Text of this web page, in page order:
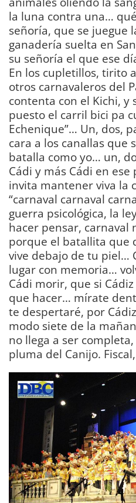
la luna contra una…
señoría, que se juegue
ganadería suelta en
su señoría el que ese
En los cupletillos, tirito
otros carnavaleros del
contenta con el Kichi,
puesto el carril bici pa
Echenique”… Un, dos,
cara a los canallas que
batalla como yo… un,
Cádi y más Cádi en
invita mantener viva la
“carnaval carnaval
guerra psicológica, la
hacer pensar, carnaval
porque el batallita que
vive debajo de tu piel…
lugar con memoria…
Cádi morir, que si
que hacer… mírate
te despertaré, por
modo siete de la
no llega a ser
pluma del Canijo.